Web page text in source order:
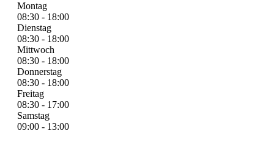
Montag
08:30 - 18:00
Dienstag
08:30 - 18:00
Mittwoch
08:30 - 18:00
Donnerstag
08:30 - 18:00
Freitag
08:30 - 17:00
Samstag
09:00 - 13:00